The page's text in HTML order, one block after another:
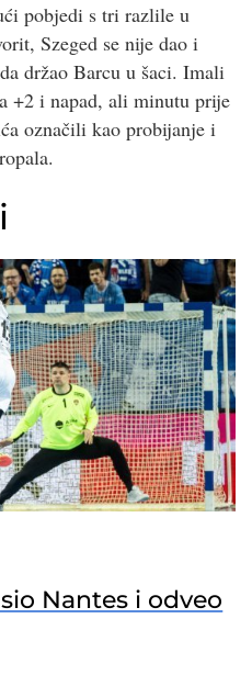
pobjedi s tri razlile u
Szeged se nije dao i
držao Barcu u šaci. Imali
+2 i napad, ali minutu prije
označili kao probijanje i
Nantes i odveo